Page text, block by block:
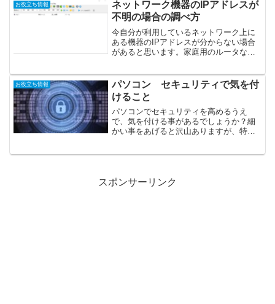
何か所...
お役立ち情報
ネットワーク機器のIPアドレスが
不明の場合の調べ方
今自分が利用しているネットワーク上に
ある機器のIPアドレスが分からない場合
があると思います。家庭用のルータなど
場合）192.168.0.1～192.168.0.25...
お役立ち情報
パソコン セキュリティで気を付
けること
パソコンでセキュリティを高めるうえ
で、気を付ける事があるでしょうか？細
かい事をあげると沢山ありますが、特に
スポンサーリンク